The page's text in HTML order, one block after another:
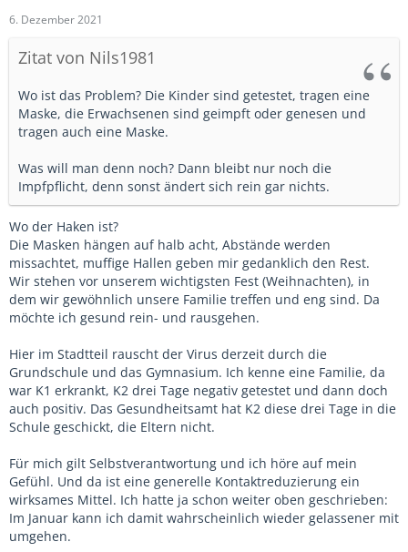
6. Dezember 2021
Zitat von Nils1981
Wo ist das Problem? Die Kinder sind getestet, tragen eine
Maske, die Erwachsenen sind geimpft oder genesen und
tragen auch eine Maske.
Was will man denn noch? Dann bleibt nur noch die
Impfpflicht, denn sonst ändert sich rein gar nichts.
Wo der Haken ist?
Die Masken hängen auf halb acht, Abstände werden
missachtet, muffige Hallen geben mir gedanklich den Rest.
Wir stehen vor unserem wichtigsten Fest (Weihnachten), in
dem wir gewöhnlich unsere Familie treffen und eng sind. Da
möchte ich gesund rein- und rausgehen.
Hier im Stadtteil rauscht der Virus derzeit durch die
Grundschule und das Gymnasium. Ich kenne eine Familie, da
war K1 erkrankt, K2 drei Tage negativ getestet und dann doch
auch positiv. Das Gesundheitsamt hat K2 diese drei Tage in die
Schule geschickt, die Eltern nicht.
Für mich gilt Selbstverantwortung und ich höre auf mein
Gefühl. Und da ist eine generelle Kontaktreduzierung ein
wirksames Mittel. Ich hatte ja schon weiter oben geschrieben:
Im Januar kann ich damit wahrscheinlich wieder gelassener mit
umgehen.